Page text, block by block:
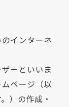
インターネ
ーといいま
ページ（以
）の作成・